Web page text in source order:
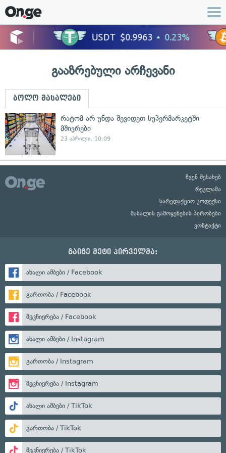
გააზრებული არჩევანი
ბოლო მასალები
რატომ არ უნდა შევიდეთ სუპერმარკეტში
მშივრები
23 აპრილი, 10:09
ჩვენ შესახებ
რეკლამა
სარედაქციო კოდექსი
მასალის გამოყენების პირობები
კონტაქტი
გაიგე მეტი პირველმა:
ახალი ამბები / Facebook
გართობა / Facebook
მეცნიერება / Facebook
ახალი ამბები / Instagram
გართობა / Instagram
მეცნიერება / Instagram
ახალი ამბები / TikTok
გართობა / TikTok
მეცნიერება / TikTok